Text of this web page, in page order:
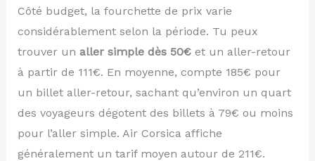
Côté budget, la fourchette de prix varie
considérablement selon la période. Tu peux
trouver un aller simple dès 50€et un aller-retour
à partir de 111€. En moyenne, compte 185€ pour
un billet aller-retour, sachant qu’environ un quart
des voyageurs dégotent des billets à 79€ ou moins
pour l’aller simple. Air Corsica affiche
généralement un tarif moyen autour de 211€.